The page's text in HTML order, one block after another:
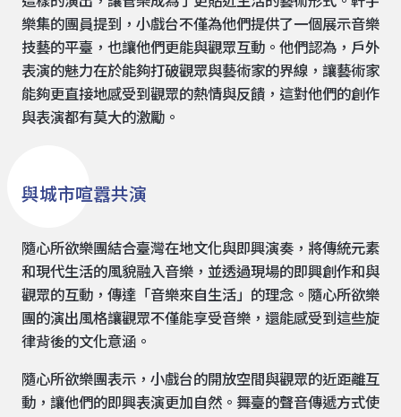
樂集的團員提到，小戲台不僅為他們提供了一個展示音樂
技藝的平臺，也讓他們更能與觀眾互動。他們認為，戶外
表演的魅力在於能夠打破觀眾與藝術家的界線，讓藝術家
能夠更直接地感受到觀眾的熱情與反饋，這對他們的創作
與表演都有莫大的激勵。
與城市喧囂共演
隨心所欲樂團結合臺灣在地文化與即興演奏，將傳統元素
和現代生活的風貌融入音樂，並透過現場的即興創作和與
觀眾的互動，傳達「音樂來自生活」的理念。隨心所欲樂
團的演出風格讓觀眾不僅能享受音樂，還能感受到這些旋
律背後的文化意涵。
隨心所欲樂團表示，小戲台的開放空間與觀眾的近距離互
動，讓他們的即興表演更加自然。舞臺的聲音傳遞方式使